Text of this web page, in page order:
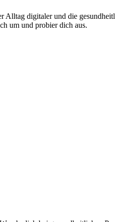
digitaler und die
um und probier dich aus.